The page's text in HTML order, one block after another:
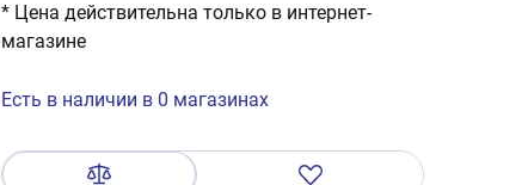
* Цена действительна только в интернет-
магазине
Есть в наличии в 0 магазинах